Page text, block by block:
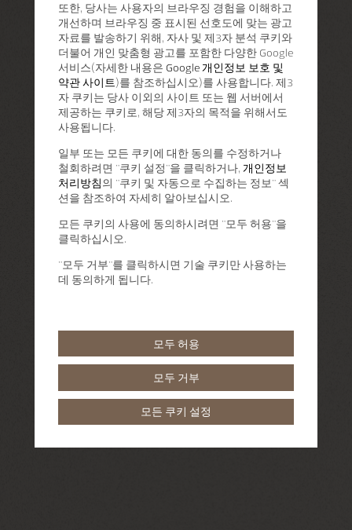
또한, 당사는 사용자의 브라우징 경험을 이해하고
개선하며 브라우징 중 표시된 선호도에 맞는 광고
자료를 발송하기 위해, 자사 및 제3자 분석 쿠키와
더불어 개인 맞춤형 광고를 포함한 다양한 Google
서비스(자세한 내용은 Google 개인정보 보호 및
약관 사이트)를 참조하십시오)를 사용합니다. 제3
자 쿠키는 당사 이외의 사이트 또는 웹 서버에서
제공하는 쿠키로, 해당 제3자의 목적을 위해서도
사용됩니다.
일부 또는 모든 쿠키에 대한 동의를 수정하거나
철회하려면 "쿠키 설정"을 클릭하거나, 개인정보
처리방침의 "쿠키 및 자동으로 수집하는 정보" 섹
션을 참조하여 자세히 알아보십시오.
모든 쿠키의 사용에 동의하시려면 "모두 허용"을
클릭하십시오.
"모두 거부"를 클릭하시면 기술 쿠키만 사용하는
데 동의하게 됩니다.
모두 허용
모두 거부
모든 쿠키 설정